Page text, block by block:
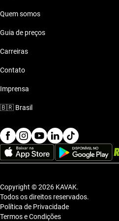
Mercedes Benz CLS 350 2012 ate
Mercedes Benz CLS 350 2012 ate
Quem somos
Guia de preços
Carreiras
Contato
Imprensa
🇧🇷 Brasil
Copyright © 2026 KAVAK.
Todos os direitos reservados.
Política de Privacidade
Termos e Condições